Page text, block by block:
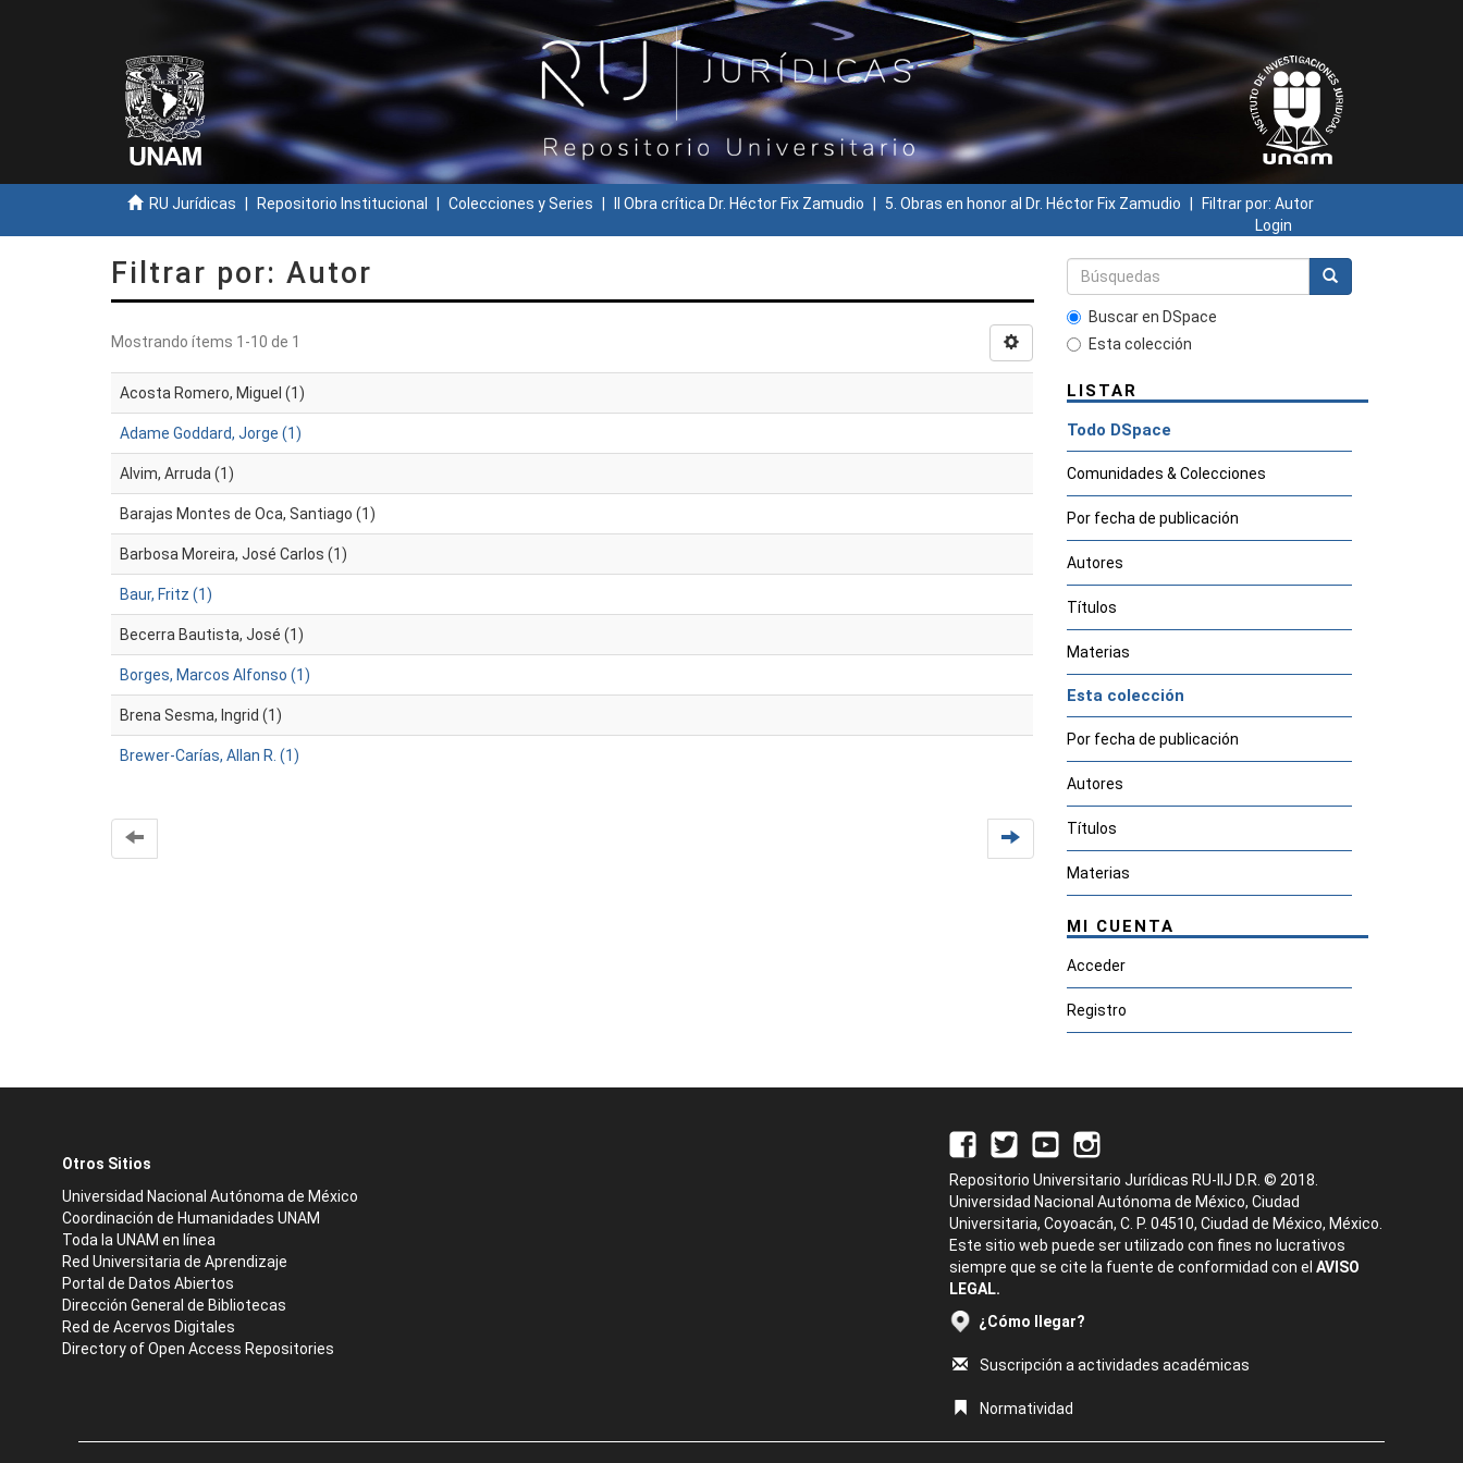
RU Jurídicas Repositorio Institucional Colecciones y Series II Obra crítica Dr. Héctor Fix Zamudio 5. Obras en honor al Dr. Héctor Fix Zamudio
Filtrar por: Autor
Login
Filtrar por: Autor
Mostrando ítems 1-10 de 1
Acosta Romero, Miguel (1)
Adame Goddard, Jorge (1)
Alvim, Arruda (1)
Barajas Montes de Oca, Santiago (1)
Barbosa Moreira, José Carlos (1)
Baur, Fritz (1)
Becerra Bautista, José (1)
Borges, Marcos Alfonso (1)
Brena Sesma, Ingrid (1)
Brewer-Carías, Allan R. (1)
Buscar en DSpace
Esta colección
LISTAR
Todo DSpace
Comunidades & Colecciones
Por fecha de publicación
Autores
Títulos
Materias
Esta colección
Por fecha de publicación
Autores
Títulos
Materias
MI CUENTA
Acceder
Registro
Otros Sitios
Universidad Nacional Autónoma de México
Coordinación de Humanidades UNAM
Toda la UNAM en línea
Red Universitaria de Aprendizaje
Portal de Datos Abiertos
Dirección General de Bibliotecas
Red de Acervos Digitales
Directory of Open Access Repositories
Repositorio Universitario Jurídicas RU-IIJ D.R. © 2018.
Universidad Nacional Autónoma de México, Ciudad
Universitaria, Coyoacán, C. P. 04510, Ciudad de México, México.
Este sitio web puede ser utilizado con fines no lucrativos
siempre que se cite la fuente de conformidad con el AVISO
LEGAL.
¿Cómo llegar?
Suscripción a actividades académicas
Normatividad